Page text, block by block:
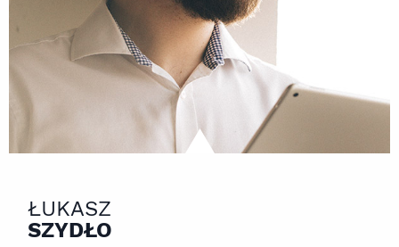
ŁUKASZ
SZYDŁO